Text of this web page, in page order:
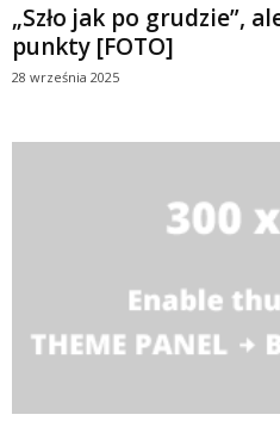
„Szło jak po grudzie”,
punkty [FOTO]
28 września 2025